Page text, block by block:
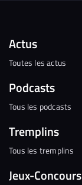
Actus
Toutes les actus
Podcasts
Tous les podcasts
Tremplins
Tous les tremplins
Jeux-Concours